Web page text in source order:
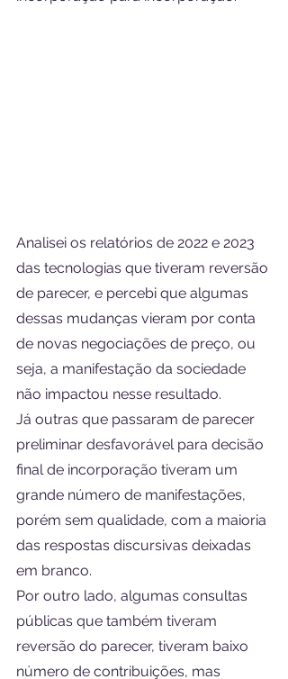
Analisei os relatórios de 2022 e 2023
das tecnologias que tiveram reversão
de parecer, e percebi que algumas
dessas mudanças vieram por conta
de novas negociações de preço, ou
seja, a manifestação da sociedade
não impactou nesse resultado.
Já outras que passaram de parecer
preliminar desfavorável para decisão
final de incorporação tiveram um
grande número de manifestações,
porém sem qualidade, com a maioria
das respostas discursivas deixadas
em branco.
Por outro lado, algumas consultas
públicas que também tiveram
reversão do parecer, tiveram baixo
número de contribuições, mas